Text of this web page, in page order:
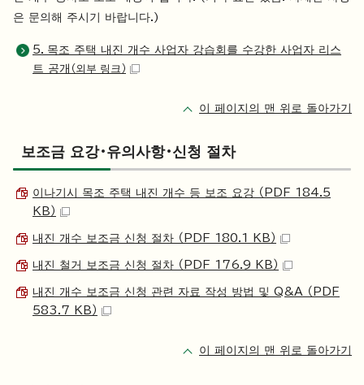
은 문의해 주시기 바랍니다.)
5．목조 주택 내진 개수 사업자 강습회를 수강한 사업자 리스
트 공개 （외부 링크）
이 페이지의 맨 위로 돌아가기
보조금 요강・유의사항・신청 절차
이나기시 목조 주택 내진 개수 등 보조 요강 （PDF 184.5
KB）
내진 개수 보조금 신청 절차 （PDF 180.1 KB）
내진 철거 보조금 신청 절차 （PDF 176.9 KB）
내진 개수 보조금 신청 관련 자료 작성 방법 및 Q&A （PDF
583.7 KB）
이 페이지의 맨 위로 돌아가기